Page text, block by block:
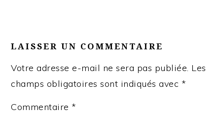
LAISSER UN COMMENTAIRE
Votre adresse e-mail ne sera pas publiée. Les
champs obligatoires sont indiqués avec *
Commentaire *